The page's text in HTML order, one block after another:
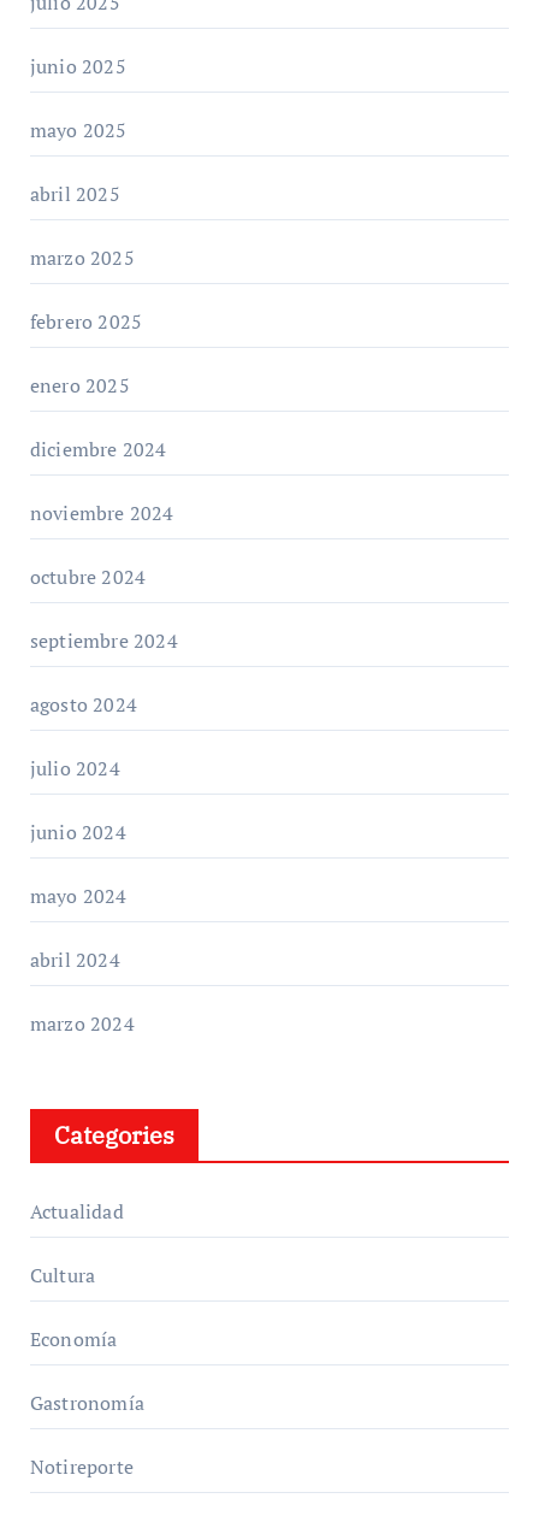
junio 2025
mayo 2025
abril 2025
marzo 2025
febrero 2025
enero 2025
diciembre 2024
noviembre 2024
octubre 2024
septiembre 2024
agosto 2024
julio 2024
junio 2024
mayo 2024
abril 2024
marzo 2024
Categories
Actualidad
Cultura
Economía
Gastronomía
Notireporte